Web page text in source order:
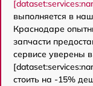
выполняется в
Краснодаре
запчасти
сервисе уверены
стоить на -15%